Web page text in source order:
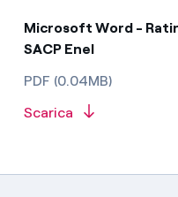
Microsoft Word -
SACP Enel
PDF (0.04MB)
Scarica